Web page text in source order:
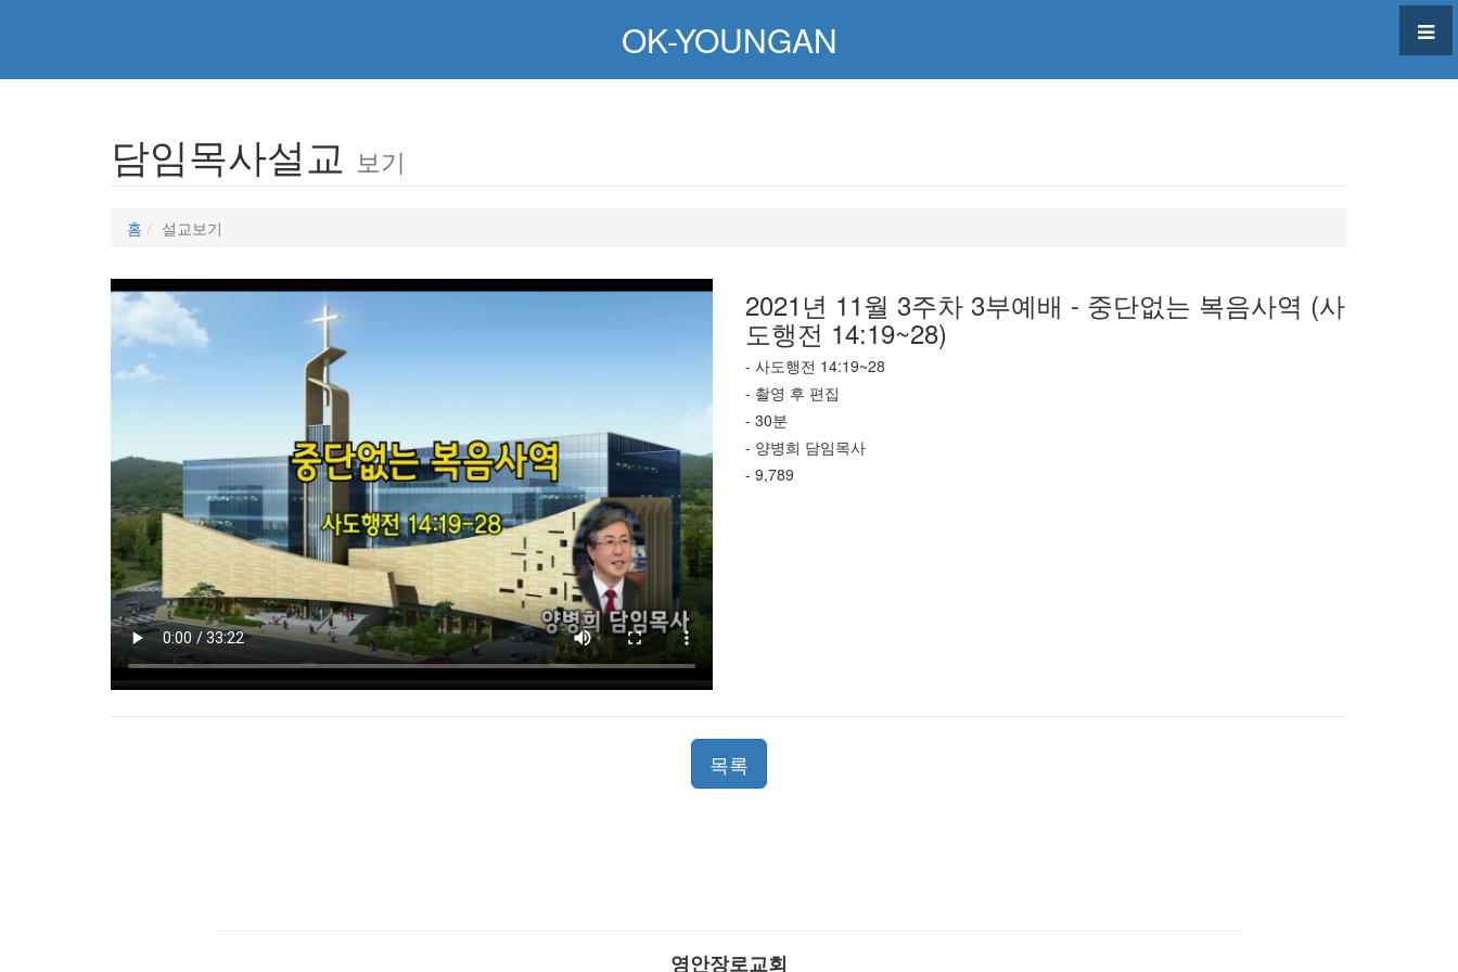
OK-YOUNGAN
담임목사설교 보기
홈 설교보기
2021년 11월 3주차 3부예배 - 중단없는 복음사역 (사
도행전 14:19~28)
- 사도행전 14:19~28
- 촬영 후 편집
- 30분
- 양병희 담임목사
- 9,789
목록
영안장로교회